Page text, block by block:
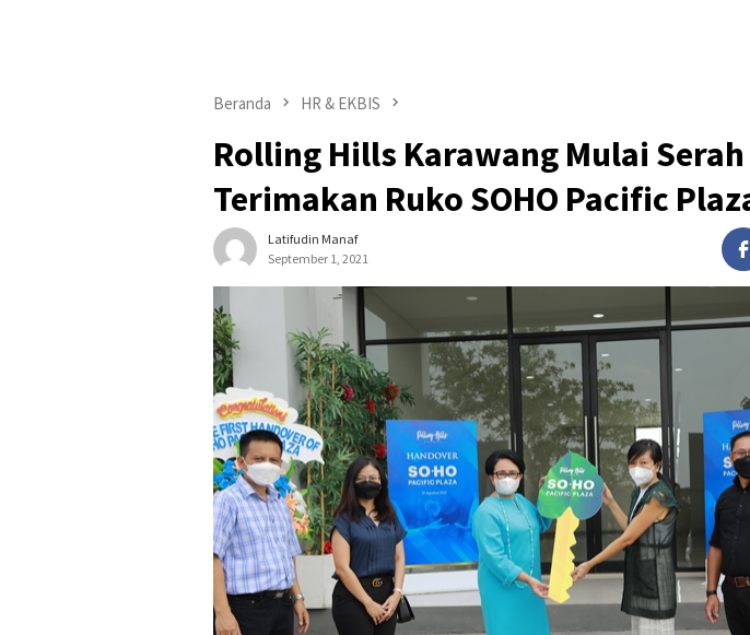
Beranda HR & EKBIS
Rolling Hills Karawang Mulai Serah
Terimakan Ruko SOHO Pacific
Latifudin Manaf
September 1, 2021